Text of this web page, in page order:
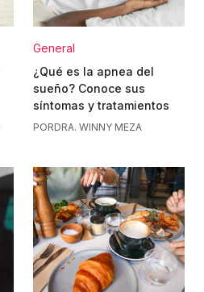
General
¿Qué es la apnea del
sueño? Conoce sus
síntomas y tratamientos
PORDRA. WINNY MEZA